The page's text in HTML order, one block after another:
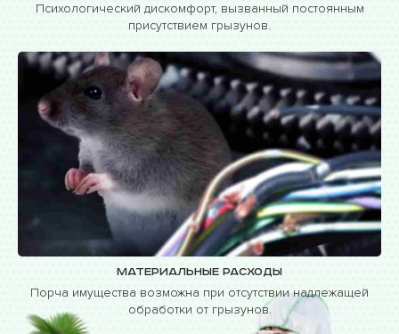
Психологический дискомфорт, вызванный постоянным
присутствием грызунов.
Материальные расходы
Порча имущества возможна при отсутствии надлежащей
обработки от грызунов.